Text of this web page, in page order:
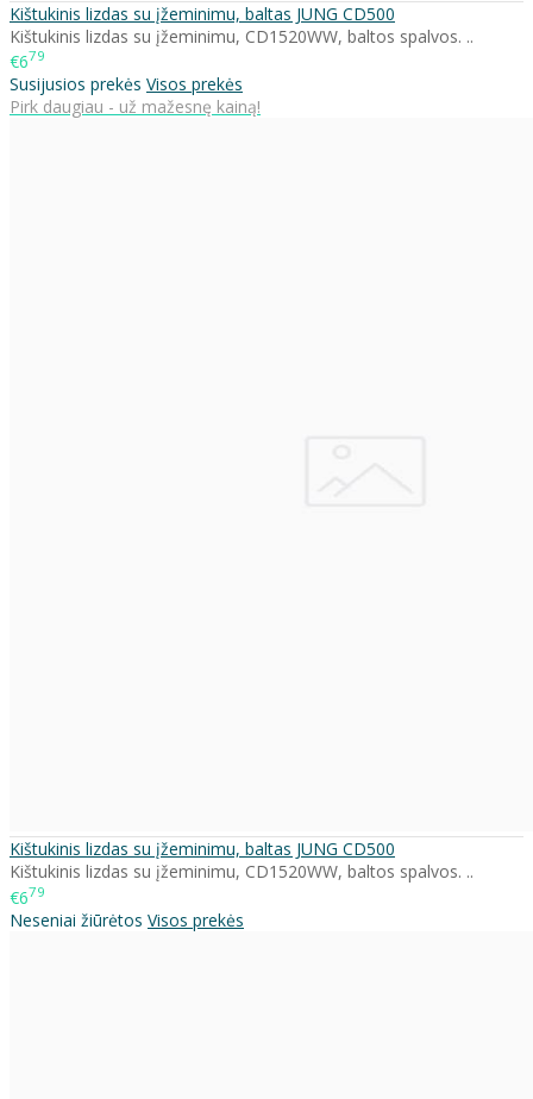
Kištukinis lizdas su įžeminimu, baltas JUNG CD500
Kištukinis lizdas su įžeminimu, CD1520WW, baltos spalvos. ..
€679
Susijusios prekės Visos prekės
Pirk daugiau - už mažesnę kainą!
Kištukinis lizdas su įžeminimu, baltas JUNG CD500
Kištukinis lizdas su įžeminimu, CD1520WW, baltos spalvos. ..
€679
Neseniai žiūrėtos Visos prekės